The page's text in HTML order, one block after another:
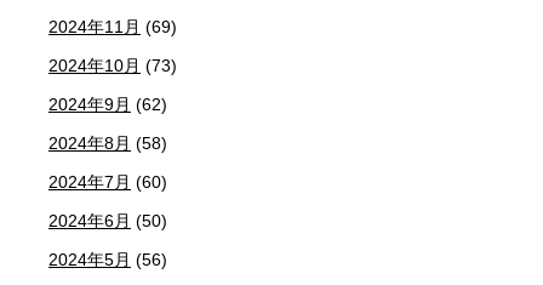
2024年11月 (69)
2024年10月 (73)
2024年9月 (62)
2024年8月 (58)
2024年7月 (60)
2024年6月 (50)
2024年5月 (56)